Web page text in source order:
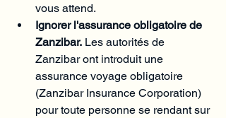
vous attend.
Ignorer l'assurance obligatoire de
Zanzibar. Les autorités de
Zanzibar ont introduit une
assurance voyage obligatoire
(Zanzibar Insurance Corporation)
pour toute personne se rendant sur